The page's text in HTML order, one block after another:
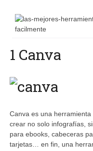
1 Canva
Canva es una
crear no solo infografías,
para ebooks, cabeceras
tarjetas… en fin, una